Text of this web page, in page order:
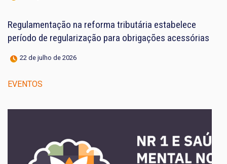
Regulamentação na reforma tributária estabelece
período de regularização para obrigações acessórias
22 de julho de 2026
EVENTOS